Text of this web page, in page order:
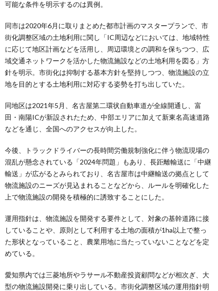
可能な条件を明示するのは異例。
同市は2020年6月に取りまとめた都市計画のマスタープランで、市
街化調整区域の土地利用に関し「IC周辺などにおいては、地域特性
に応じて地区計画などを活用し、周辺環境との調和を保ちつつ、広
域交通ネットワークを活かした物流施設などの土地利用を図る」方
針を明示。市街化は抑制する基本方針を堅持しつつ、物流施設の立
地を目的とする土地利用に対応する姿勢を打ち出していた。
同地区は2021年5月、名古屋第二環状自動車道が全線開通し、富
田・南陽ICが新設されたため、中部エリアに加えて新東名高速道路
などを通じ、全国へのアクセスが向上した。
今後、トラックドライバーの長時間労働規制強化に伴う物流現場の
混乱が懸念されている「2024年問題」もあり、長距離輸送に「中継
輸送」が広がるとみられており、名古屋市は中継輸送の拠点として
物流施設のニーズが見込まれることなどから、ルールを明確化した
上で物流施設の開発を積極的に誘致することにした。
運用指針は、物流施設を開発する要件として、対象の基幹道路に接
していることや、原則として利用する土地の面積が1ha以上で整っ
た形状となっていること、農業用地に当たっていないことなどを定
めている。
愛知県内では三菱地所やラサール不動産投資顧問などが相次ぎ、大
型の物流施設開発に乗り出している。市街化調整区域の運用指針明